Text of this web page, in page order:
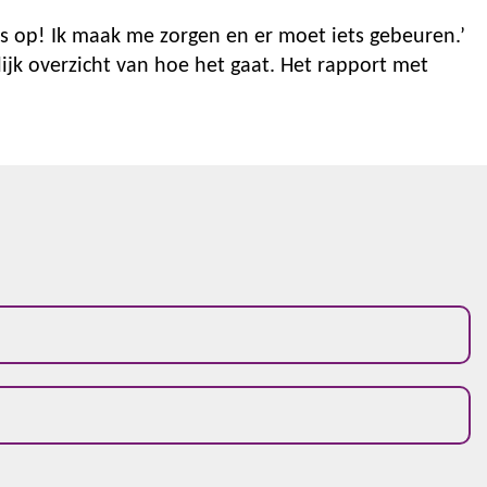
op! Ik maak me zorgen en er moet iets gebeuren.’
overzicht van hoe het gaat. Het rapport met